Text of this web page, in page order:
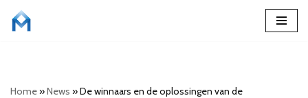
Home»News »De winnaars en de oplossingen van de